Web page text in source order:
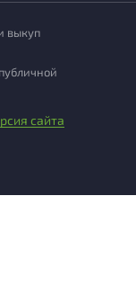
выкуп
сайта